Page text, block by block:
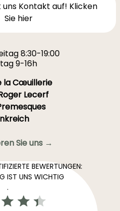
uns Kontakt auf! Klicken
Sie hier
8:30-19:00
9-16h
la Cœuillerie
Lecerf
Sie uns →
BEWERTUNGEN:
IST UNS WICHTIG
.